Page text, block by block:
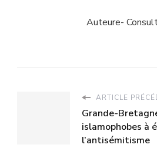
Auteure-
ARTICLE
Grande-
islamophobes à
l’antisémitisme